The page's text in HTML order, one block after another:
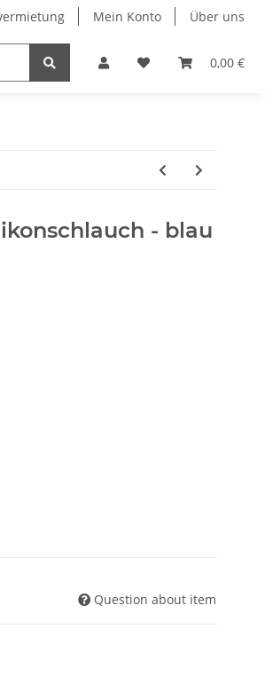
Mein Konto Über uns
0,00 €
- blau
Question about item